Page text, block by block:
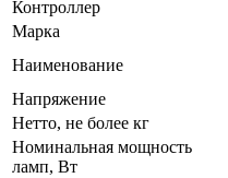
Контроллер
Марка
Наименование
Напряжение
Нетто, не более кг
Номинальная мощность
ламп, Вт